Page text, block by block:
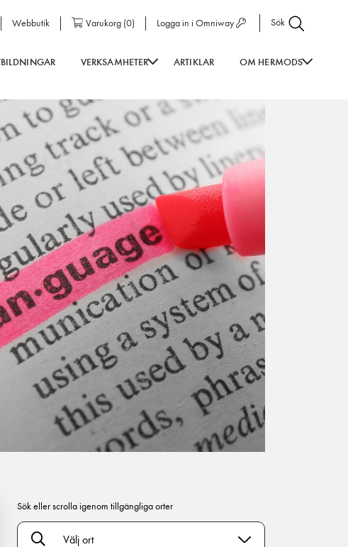
Webbutik Varukorg (0) Logga in i Omniway Sök
VERKSAMHETER ARTIKLAR OM HERMODS
Sök eller scrolla igenom tillgängliga orter
Välj ort